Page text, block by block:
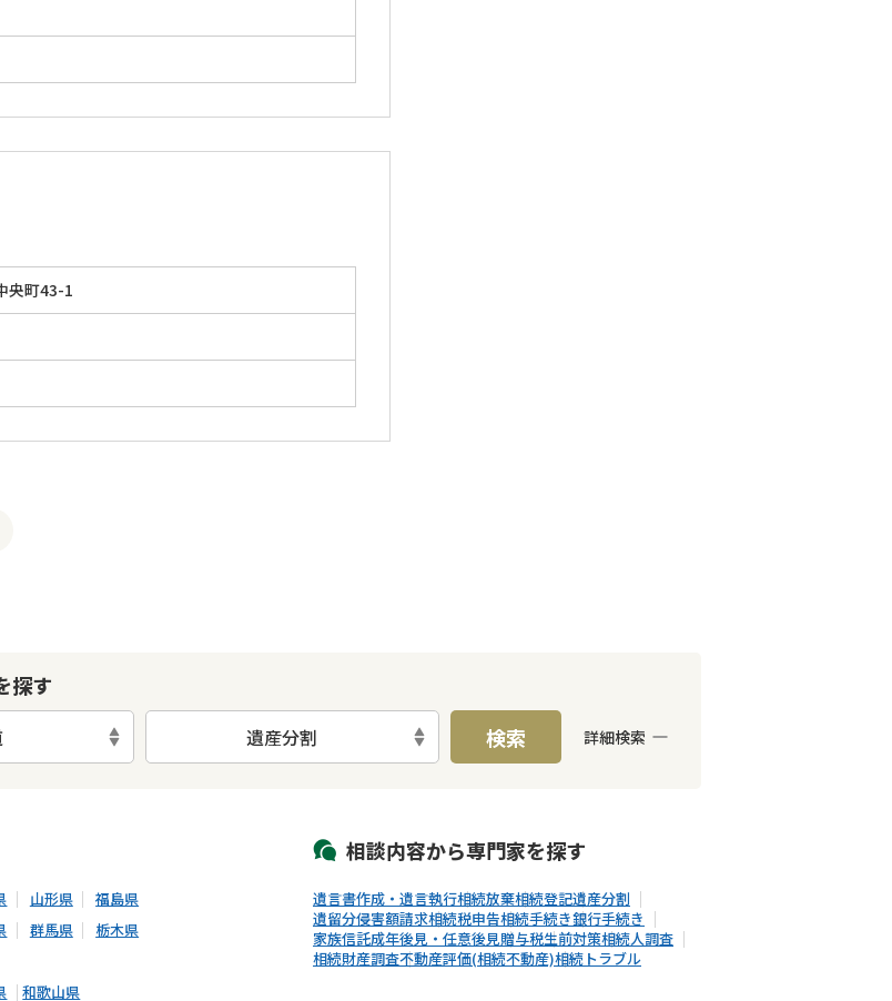
央町43-1
探す
遺産分割 検索 詳細検索
山形県
福島県
群馬県
栃木県
和歌山県
相談内容から専門家を探す
遺言書作成・遺言執行相続放棄相続登記遺産分割
遺留分侵害額請求相続税申告相続手続き銀行手続き
家族信託成年後見・任意後見贈与税生前対策相続人調査
相続財産調査不動産評価(相続不動産)相続トラブル